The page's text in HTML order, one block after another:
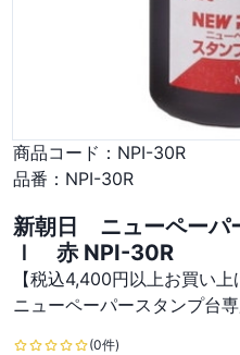
商品コード： NPI-30R
品番： NPI-30R
新朝日 ニューペーパ
ｌ 赤 NPI-30R
【税込4,400円以上お買い
ニューペーパースタンプ台
(0件)